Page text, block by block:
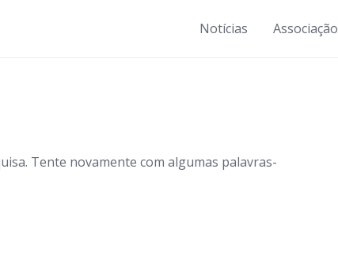
Notícias Associação
Tente novamente com algumas palavras-